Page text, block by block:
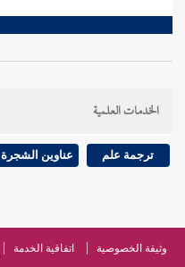
الخدمات العلمية
ترجمة علم عناوين الشجرة
وثيقة الخصوصية اتفاقية الخدمة